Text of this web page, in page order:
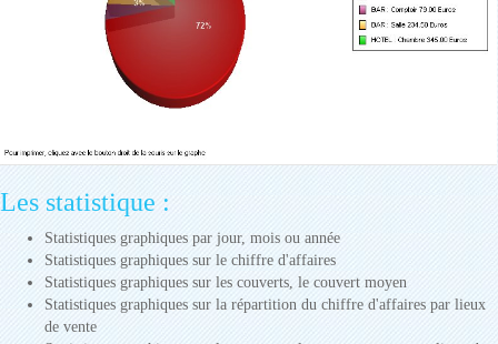
Les statistique :
Statistiques graphiques par jour, mois ou année
Statistiques graphiques sur le chiffre d'affaires
Statistiques graphiques sur les couverts, le couvert moyen
Statistiques graphiques sur la répartition du chiffre d'affaires par lieux
de vente